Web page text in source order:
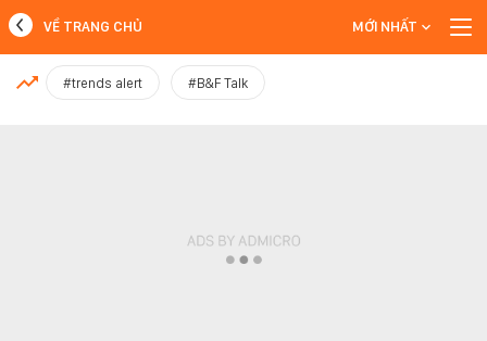
MỚI NHẤT
VỀ TRANG CHỦ MỚI NHẤT
#trends alert #B&F Talk